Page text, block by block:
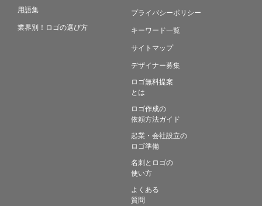
用語集
業界別！ロゴの選び方
プライバシーポリシー
キーワード一覧
サイトマップ
デザイナー募集
ロゴ無料提案
とは
ロゴ作成の
依頼方法ガイド
起業・会社設立の
ロゴ準備
名刺とロゴの
使い方
よくある
質問